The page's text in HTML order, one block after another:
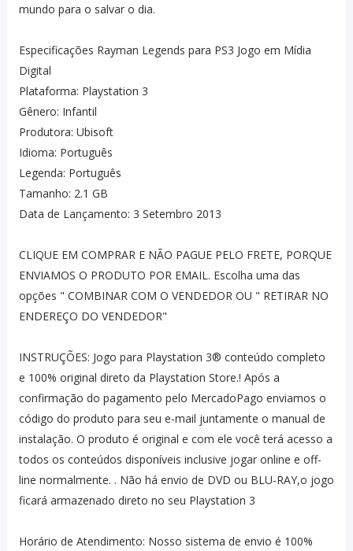
mundo para o salvar o dia.
Especificações Rayman Legends para PS3 Jogo em Mídia
Digital
Plataforma: Playstation 3
Gênero: Infantil
Produtora: Ubisoft
Idioma: Português
Legenda: Português
Tamanho: 2.1 GB
Data de Lançamento: 3 Setembro 2013
CLIQUE EM COMPRAR E NÃO PAGUE PELO FRETE, PORQUE
ENVIAMOS O PRODUTO POR EMAIL. Escolha uma das
opções " COMBINAR COM O VENDEDOR OU " RETIRAR NO
ENDEREÇO DO VENDEDOR"
INSTRUÇÕES: Jogo para Playstation 3® conteúdo completo
e 100% original direto da Playstation Store.! Após a
confirmação do pagamento pelo MercadoPago enviamos o
código do produto para seu e-mail juntamente o manual de
instalação. O produto é original e com ele você terá acesso a
todos os conteúdos disponíveis inclusive jogar online e off-
line normalmente. . Não há envio de DVD ou BLU-RAY,o jogo
ficará armazenado direto no seu Playstation 3
Horário de Atendimento: Nosso sistema de envio é 100%